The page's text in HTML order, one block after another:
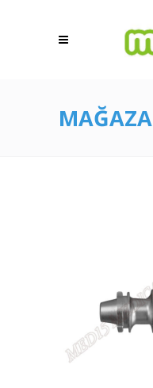
MAĞAZA